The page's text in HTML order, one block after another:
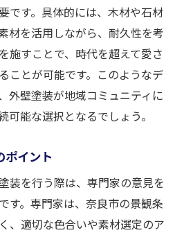
です。具体的には、木材や石材
材を活用しながら、耐久性を考
施すことで、時代を超えて愛さ
ことが可能です。このようなデ
外壁塗装が地域コミュニティに
可能な選択となるでしょう。
ポイント
装を行う際は、専門家の意見を
す。専門家は、奈良市の景観条
、適切な色合いや素材選定のア